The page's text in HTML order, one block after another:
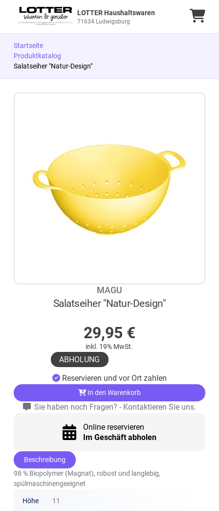
LOTTER Haushaltswaren
71634 Ludwigsburg
Startseite
Produktkatalog
Salatseiher "Natur-Design"
MAGU
Salatseiher "Natur-Design"
29,95 €
inkl. 19% MwSt.
ABHOLUNG
Reservieren und vor Ort zahlen
In den Warenkorb
Sie haben noch Fragen? - Kontaktieren Sie uns.
Online reservieren
Im Geschäft abholen
Beschreibung
98 % Biopolymer (Magnat), robust und langlebig,
spülmaschinengeeignet
Höhe 11